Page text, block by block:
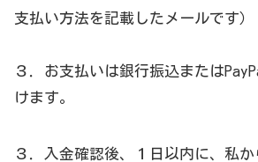
支払い方法を記載したメールです）
３．お支払いは銀行振込または
けます。
３．入金確認後、１日以内に、私